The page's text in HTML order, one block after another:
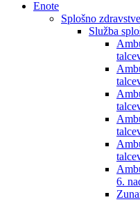
Enote
Splošno
Služba
6.